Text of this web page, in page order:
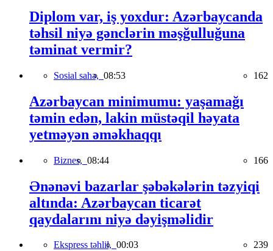
Diplom var, iş yoxdur: Azərbaycanda
təhsil niyə gənclərin məşğulluğuna
təminat vermir?
Sosial sahə, 08:53 162
Azərbaycan minimumu: yaşamağı
təmin edən, lakin müstəqil həyata
yetməyən əməkhaqqı
Biznes, 08:44 166
Ənənəvi bazarlar şəbəkələrin təzyiqi
altında: Azərbaycan ticarət
qaydalarını niyə dəyişməlidir
Ekspress təhlil, 00:03 239